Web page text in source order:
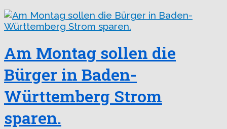
Am Montag sollen die
Bürger in Baden-
Württemberg Strom
sparen.